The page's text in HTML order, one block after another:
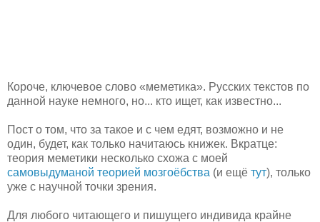
Короче, ключевое слово «меметика». Русских текстов по
данной науке немного, но... кто ищет, как известно...
Пост о том, что за такое и с чем едят, возможно и не
один, будет, как только начитаюсь книжек. Вкратце:
теория меметики несколько схожа с моей
самовыдуманой теорией мозгоёбства (и ещё тут), только
уже с научной точки зрения.
Для любого читающего и пишущего индивида крайне